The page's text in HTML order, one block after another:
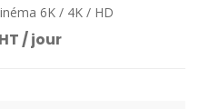
6K / 4K / HD
/ jour